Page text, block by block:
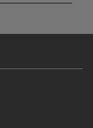
注文お願いしま
ます。あらか